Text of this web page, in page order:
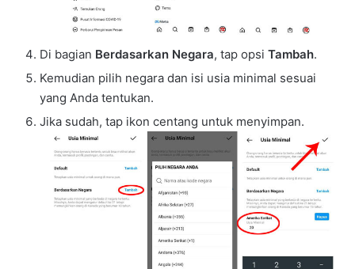
Di bagian Berdasarkan Negara, tap opsi Tambah.
Kemudian pilih negara dan isi usia minimal sesuai
yang Anda tentukan.
Jika sudah, tap ikon centang untuk menyimpan.